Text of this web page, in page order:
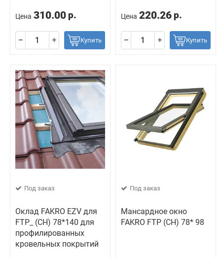
Цена 310.00 р.
Купить
Цена 220.26 р.
Купить
Под заказ
Оклад FAKRO EZV для
FTP_ (CH) 78*140 для
профилированных
кровельных покрытий
Под заказ
Мансардное окно
FAKRO FTP (CH) 78* 98